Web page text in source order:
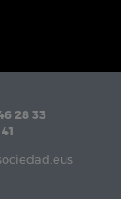
28 33